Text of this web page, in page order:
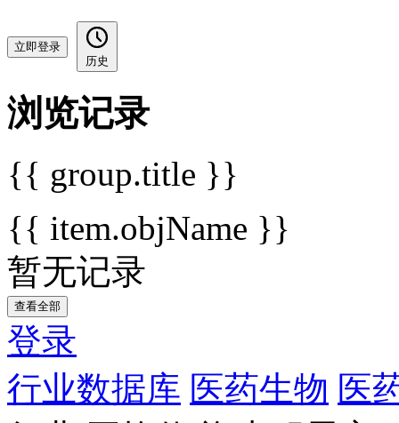
立即登录
历史
浏览记录
{{ group.title }}
{{ item.objName }}
暂无记录
查看全部
登录
行业数据库 医药生物 医